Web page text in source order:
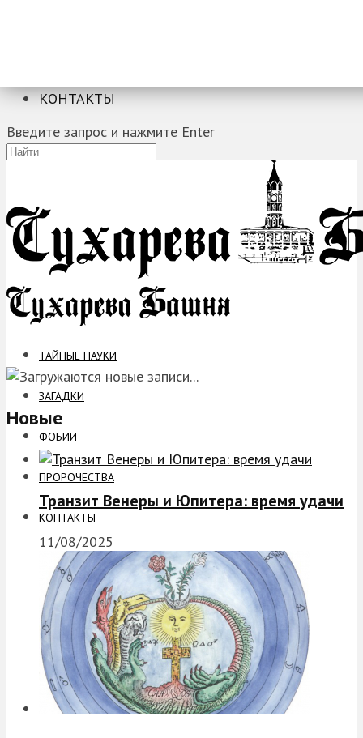
КОНТАКТЫ
Введите запрос и нажмите Enter
ТАЙНЫЕ НАУКИ
ЗАГАДКИ
ФОБИИ
ПРОРОЧЕСТВА
КОНТАКТЫ
Новые
Транзит Венеры и Юпитера: время удачи
11/08/2025